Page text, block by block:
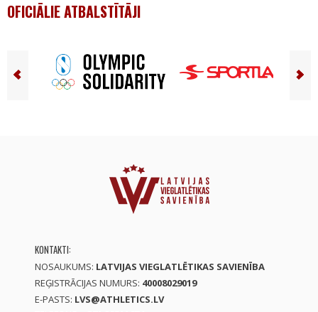
OFICIĀLIE ATBALSTĪTĀJI
KONTAKTI:
NOSAUKUMS: LATVIJAS VIEGLATLĒTIKAS SAVIENĪBA
REĢISTRĀCIJAS NUMURS: 40008029019
E-PASTS: LVS@ATHLETICS.LV